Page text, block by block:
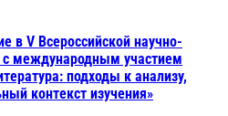
в V Всероссийской научно-
с международным участием
подходы к анализу,
контекст изучения»